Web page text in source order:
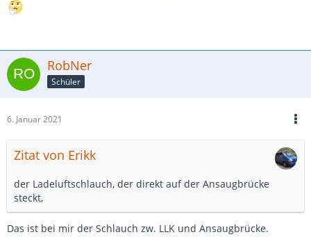
RobNer
Schüler
6. Januar 2021
Zitat von Erikk
der Ladeluftschlauch, der direkt auf der Ansaugbrücke
steckt,
Das ist bei mir der Schlauch zw. LLK und Ansaugbrücke.